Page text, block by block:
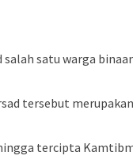
satu warga
tersebut
tercipta